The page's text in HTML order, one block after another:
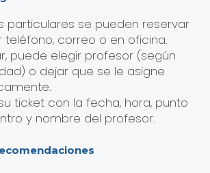
particulares se pueden reservar
teléfono, correo o en oficina.
puede elegir profesor (según
o dejar que se le asigne
ticket con la fecha, hora, punto
y nombre del profesor.